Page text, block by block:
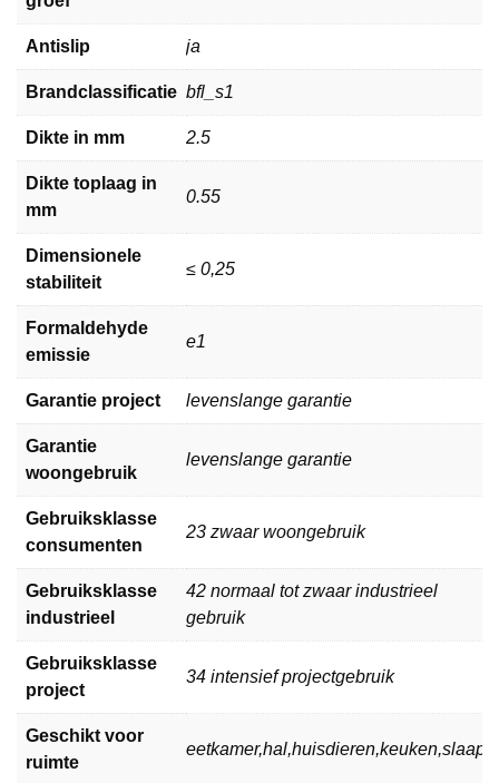
Antislip ja
Brandclassificatie bfl_s1
Dikte in mm 2.5
Dikte toplaag in
mm
0.55
Dimensionele
stabiliteit
≤ 0,25
Formaldehyde
emissie
e1
Garantie project levenslange garantie
Garantie
woongebruik
levenslange garantie
Gebruiksklasse
consumenten
23 zwaar woongebruik
Gebruiksklasse
industrieel
42 normaal tot zwaar industrieel
gebruik
Gebruiksklasse
project
34 intensief projectgebruik
Geschikt voor
ruimte